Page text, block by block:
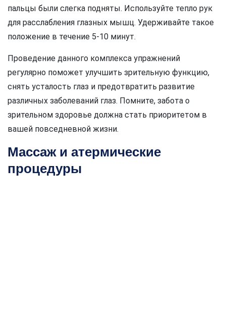
пальцы были слегка подняты. Используйте тепло рук
для расслабления глазных мышц. Удерживайте такое
положение в течение 5-10 минут.
Проведение данного комплекса упражнений
регулярно поможет улучшить зрительную функцию,
снять усталость глаз и предотвратить развитие
различных заболеваний глаз. Помните, забота о
зрительном здоровье должна стать приоритетом в
вашей повседневной жизни.
Массаж и атермические
процедуры